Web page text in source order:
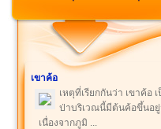
เขาค้อ
เหตุที่เรียกกันว่า เขาค้อ เ
ป่าบริเวณนี้มีต้นค้อขึ้นอ
เนื่องจากภูมิ ...